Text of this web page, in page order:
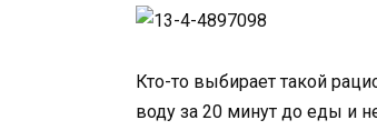
Кто-то выбирает такой
воду за 20 минут до еды и